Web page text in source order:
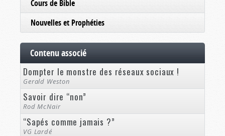
Cours de Bible
Nouvelles et Prophéties
Contenu associé
Dompter le monstre des réseaux sociaux !
Gerald Weston
Savoir dire “non”
Rod McNair
“Sapés comme jamais ?”
VG Lardé